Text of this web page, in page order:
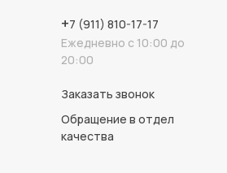
+7 (911) 810-17-17
Ежедневно с 10:00 до
20:00
Заказать звонок
Обращение в отдел
качества